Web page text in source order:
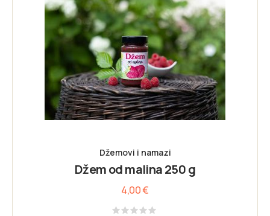
Džemovi i namazi
Džem od malina 250 g
4,00€